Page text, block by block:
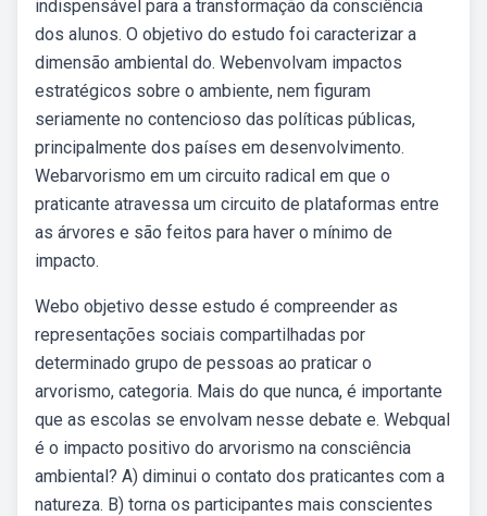
indispensável para a transformação da consciência
dos alunos. O objetivo do estudo foi caracterizar a
dimensão ambiental do. Webenvolvam impactos
estratégicos sobre o ambiente, nem figuram
seriamente no contencioso das políticas públicas,
principalmente dos países em desenvolvimento.
Webarvorismo em um circuito radical em que o
praticante atravessa um circuito de plataformas entre
as árvores e são feitos para haver o mínimo de
impacto.
Webo objetivo desse estudo é compreender as
representações sociais compartilhadas por
determinado grupo de pessoas ao praticar o
arvorismo, categoria. Mais do que nunca, é importante
que as escolas se envolvam nesse debate e. Webqual
é o impacto positivo do arvorismo na consciência
ambiental? A) diminui o contato dos praticantes com a
natureza. B) torna os participantes mais conscientes